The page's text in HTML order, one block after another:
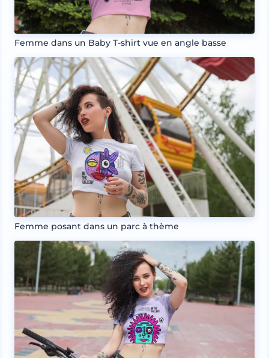
Femme dans un Baby T-shirt vue en angle basse
Femme posant dans un parc à thème